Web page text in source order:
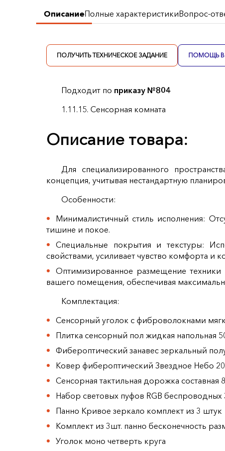
ОписаниеПолные характеристикиВопрос-
ПОЛУЧИТЬ ТЕХНИЧЕСКОЕ ЗАДАНИЕ ПОМОЩЬ В
Подходит по приказу №804
1.11.15. Сенсорная комната
Описание товара:
Для специализированного
концепция, учитывая нестандартную
Особенности:
Минималистичный стиль исполнения:
тишине и покое.
Специальные покрытия и текстуры:
свойствами, усиливает чувство комфорта и
Оптимизированное размещение
вашего помещения, обеспечивая
Комплектация:
Сенсорный уголок с фиброволокнами
Плитка сенсорный пол жидкая напольная
Фибероптический занавес зеркальный
Ковер фибероптический Звездное Небо
Сенсорная тактильная дорожка составная
Набор световых пуфов RGB беспроводных
Панно Кривое зеркало комплект из 3 штук
Комплект из 3шт. панно бесконечность
Уголок моно четверть круга